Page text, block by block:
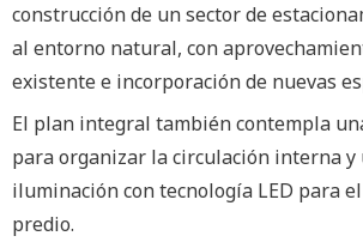
construcción de un sector de
al entorno natural, con
existente e incorporación de nuevas
El plan integral también contempla
para organizar la circulación interna y
iluminación con tecnología LED para
predio.